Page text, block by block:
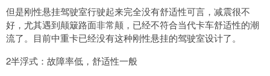
但是刚性悬挂驾驶室行驶起来完全没有舒适性可言，减震很不
好，尤其遇到颠簸路面非常颠，已经不符合当代卡车舒适性的潮
流了。目前中重卡已经没有这种刚性悬挂的驾驶室设计了。
2半浮式：故障率低，舒适性一般